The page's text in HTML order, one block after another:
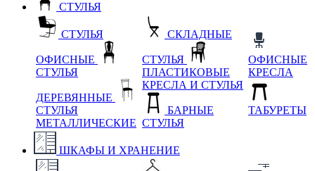
СТУЛЬЯ
СТУЛЬЯ
ОФИСНЫЕ
СТУЛЬЯ
ДЕРЕВЯННЫЕ
СТУЛЬЯ
МЕТАЛЛИЧЕСКИЕ
СКЛАДНЫЕ
СТУЛЬЯ
ПЛАСТИКОВЫЕ
КРЕСЛА И СТУЛЬЯ
БАРНЫЕ
СТУЛЬЯ
ОФИСНЫЕ
КРЕСЛА
ТАБУРЕТЫ
ШКАФЫ И ХРАНЕНИЕ